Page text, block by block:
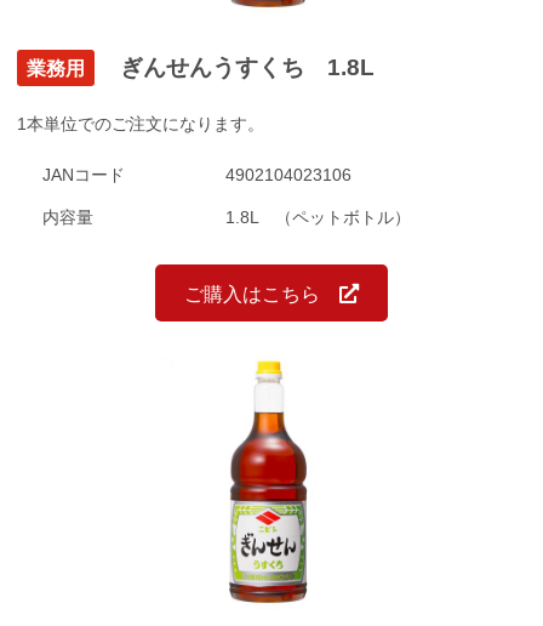
業務用 ぎんせんうすくち 1.8L
1本単位でのご注文になります。
JANコード 4902104023106
内容量 1.8L （ペットボトル）
ご購入はこちら